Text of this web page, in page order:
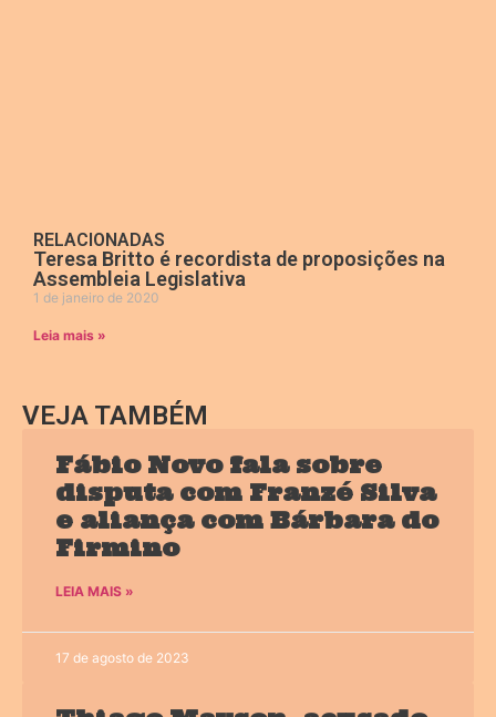
RELACIONADAS
Teresa Britto é recordista de proposições na
Assembleia Legislativa
1 de janeiro de 2020
Leia mais »
VEJA TAMBÉM
Fábio Novo fala sobre
disputa com Franzé Silva
e aliança com Bárbara do
Firmino
LEIA MAIS »
17 de agosto de 2023